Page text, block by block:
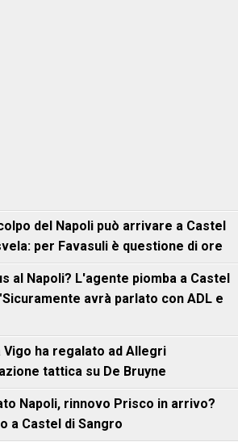
del Napoli può arrivare a Castel
per Favasuli è questione di ore
al Napoli? L'agente piomba a Castel
avrà parlato con ADL e
Vigo ha regalato ad Allegri
tattica su De Bruyne
Napoli, rinnovo Prisco in arrivo?
a Castel di Sangro